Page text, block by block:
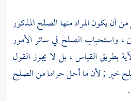
أن يكون المراد منها الصلح المذكور
، واستحباب الصلح في سائر الأمور
بطريق القياس ، بل لا يجوز القول
خير ; لأن ما أحل حراما من الصلح